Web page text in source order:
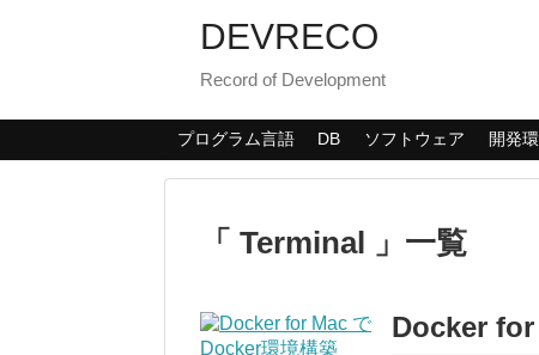
DEVRECO
Record of Development
プログラム言語 DB ソフトウェア 開発
「 Terminal 」一覧
Docker